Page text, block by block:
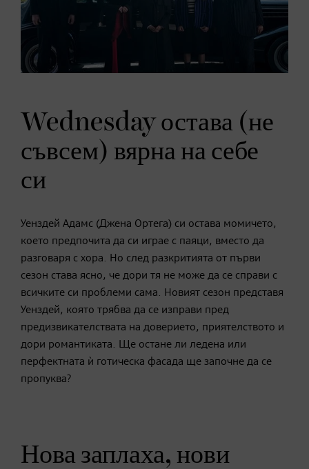
Wednesday остава (не
съвсем) вярна на себе
си
Уенздей Адамс (Джена Ортега) си остава момичето,
което предпочита да си играе с паяци, вместо да
разговаря с хора. Но след разкритията от първи
сезон става ясно, че дори тя не може да се справи с
всичките си проблеми сама. Новият сезон представя
Уенздей, която трябва да се изправи пред
предизвикателствата на доверието, приятелството и
дори романтиката. Ще остане ли ледена или
перфектната ѝ готическа фасада ще започне да се
пропуква?
Нова заплаха, нови